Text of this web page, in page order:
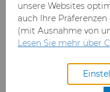
Mesh
Mikron-
Can Tooling
Branchen &
Luft- und
Leistungen
Zugang
Hyperion-Code:k.A.
unsere Websites
auch Ihre
(mit Ausnahme von
Lesen Sie mehr über